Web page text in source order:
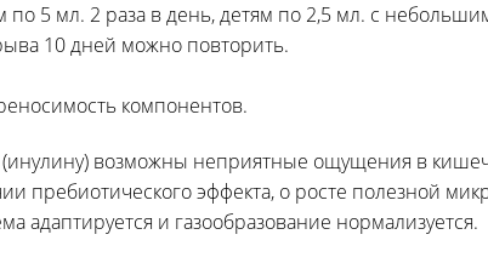
по 5 мл. 2 раза в день, детям по 2,5 мл. с
10 дней можно повторить.
компонентов.
(инулину) возможны неприятные ощущения в
пребиотического эффекта, о росте полезной
адаптируется и газообразование нормализуется.